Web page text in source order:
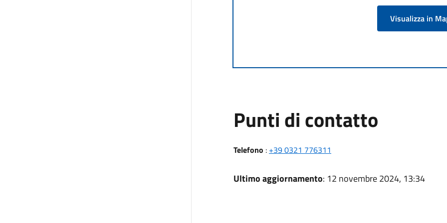
Visualizza in
Punti di contatto
Telefono : +39 0321 776311
Ultimo aggiornamento: 12 novembre 2024, 13:34